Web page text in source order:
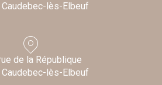
lès-Elbeuf
de la République
lès-Elbeuf